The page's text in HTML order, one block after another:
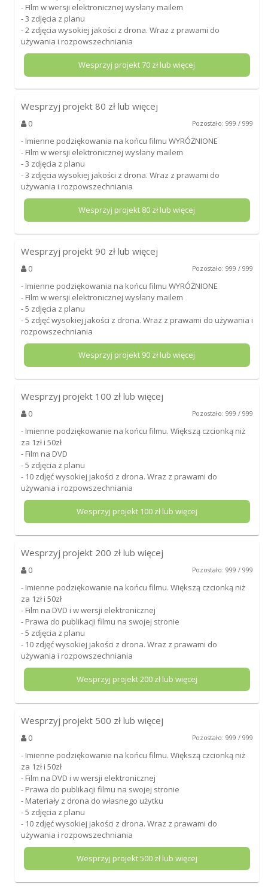
- FIlm w wersji elektronicznej wysłany mailem
- 3 zdjęcia z planu
- 2 zdjęcia wysokiej jakości z drona. Wraz z prawami do
używania i rozpowszechniania
Wesprzyj projekt70 zł lub więcej
Wesprzyj projekt 80 zł lub więcej
0 Pozostało: 999 / 999
- Imienne podziękowania na końcu filmu WYRÓŻNIONE
- FIlm w wersji elektronicznej wysłany mailem
- 3 zdjęcia z planu
- 3 zdjęcia wysokiej jakości z drona. Wraz z prawami do
używania i rozpowszechniania
Wesprzyj projekt 80 zł lub więcej
Wesprzyj projekt 90 zł lub więcej
0 Pozostało: 999 / 999
- Imienne podziękowania na końcu filmu WYRÓŻNIONE
- FIlm w wersji elektronicznej wysłany mailem
- 5 zdjęcia z planu
- 5 zdjęć wysokiej jakości z drona. Wraz z prawami do używania i
rozpowszechniania
Wesprzyj projekt 90 zł lub więcej
Wesprzyj projekt 100 zł lub więcej
0 Pozostało: 999 / 999
- Imienne podziękowanie na końcu filmu. Większą czcionką niż
za 1zł i 50zł
- Film na DVD
- 5 zdjęcia z planu
- 10 zdjęć wysokiej jakości z drona. Wraz z prawami do
używania i rozpowszechniania
Wesprzyj projekt 100zł lub więcej
Wesprzyj projekt 200 zł lub więcej
0 Pozostało: 999 / 999
- Imienne podziękowanie na końcu filmu. Większą czcionką niż
za 1zł i 50zł
- Film na DVD i w wersji elektronicznej
- Prawa do publikacji filmu na swojej stronie
- 5 zdjęcia z planu
- 10 zdjęć wysokiej jakości z drona. Wraz z prawami do
używania i rozpowszechniania
Wesprzyj projekt200zł lub więcej
Wesprzyj projekt 500 zł lub więcej
0 Pozostało: 999 / 999
- Imienne podziękowanie na końcu filmu. Większą czcionką niż
za 1zł i 50zł
- Film na DVD i w wersji elektronicznej
- Prawa do publikacji filmu na swojej stronie
- Materiały z drona do własnego użytku
- 5 zdjęcia z planu
- 10 zdjęć wysokiej jakości z drona. Wraz z prawami do
używania i rozpowszechniania
Wesprzyj projekt500zł lub więcej